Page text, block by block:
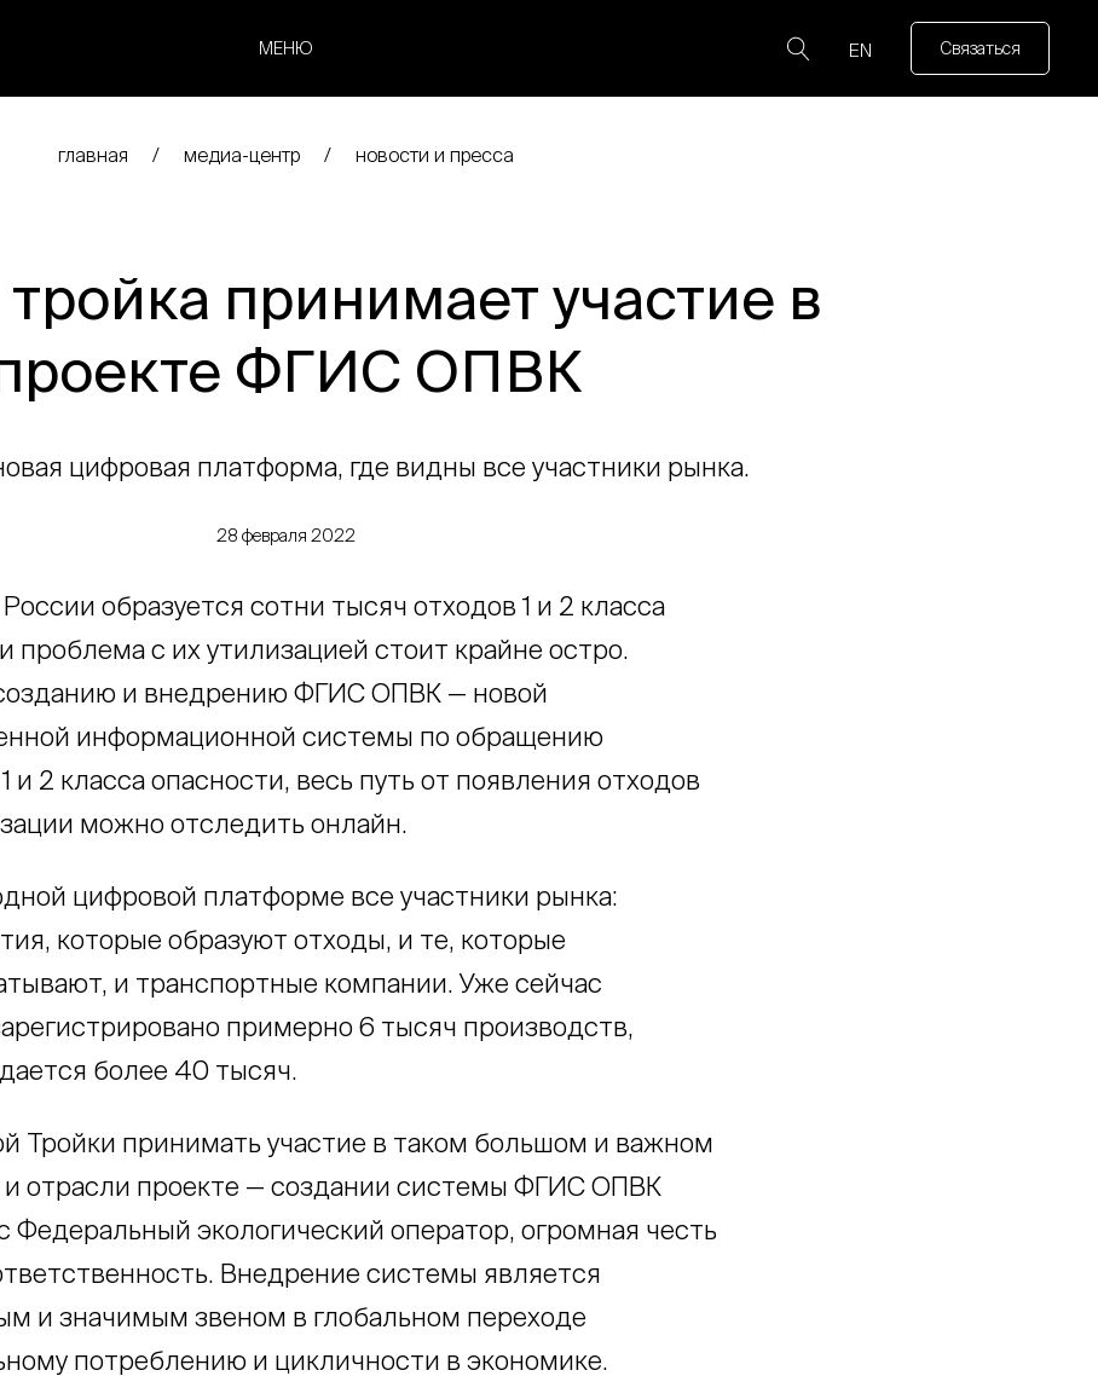
МЕНЮ EN Связаться
главная медиа-центр новости и пресса
принимает участие в
ФГИС ОПВК
цифровая платформа, где видны все участники рынка.
28 февраля 2022
образуется сотни тысяч отходов 1 и 2 класса
проблема с их утилизацией стоит крайне остро.
и внедрению ФГИС ОПВК — новой
информационной системы по обращению
и 2 класса опасности, весь путь от появления отходов
можно отследить онлайн.
цифровой платформе все участники рынка:
которые образуют отходы, и те, которые
и транспортные компании. Уже сейчас
примерно 6 тысяч производств,
более 40 тысяч.
Тройки принимать участие в таком большом и важном
отрасли проекте — создании системы ФГИС ОПВК
Федеральный экологический оператор, огромная честь
Внедрение системы является
и значимым звеном в глобальном переходе
потреблению и цикличности в экономике.